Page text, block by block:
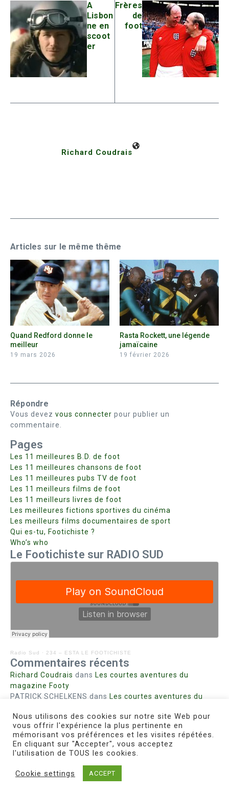
A
Lisbon
ne en
scoot
er
Frères
de
foot
Richard Coudrais
Articles sur le même thême
Quand Redford donne le
meilleur
19 mars 2026
Rasta Rockett, une légende
jamaïcaine
19 février 2026
Répondre
Vous devez vous connecter pour publier un
commentaire.
Pages
Les 11 meilleures B.D. de foot
Les 11 meilleures chansons de foot
Les 11 meilleures pubs TV de foot
Les 11 meilleurs films de foot
Les 11 meilleurs livres de foot
Les meilleures fictions sportives du cinéma
Les meilleurs films documentaires de sport
Qui es-tu, Footichiste ?
Who’s who
Le Footichiste sur RADIO SUD
Radio Sud · 234 – ESTA LE FOOTICHISTE
Commentaires récents
Richard Coudrais dans Les courtes aventures du
magazine Footy
PATRICK SCHELKENS dans Les courtes aventures du
Bohn fabiennedans Intrigues sanglantes à Mulhouse
Steph. RUTA dansLust for Nice
MIRMANDdansPieds agiles et champignons
Copyright © 2026 Le Footichiste | Réalisé par
Nous utilisons des cookies sur notre site Web pour
vous offrir l'expérience la plus pertinente en
mémorisant vos préférences et les visites répétées.
En cliquant sur "Accepter", vous acceptez
l'utilisation de TOUS les cookies.
Cookie settings ACCEPT